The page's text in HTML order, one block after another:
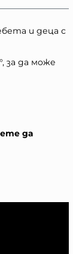
и деца с
за да може
да